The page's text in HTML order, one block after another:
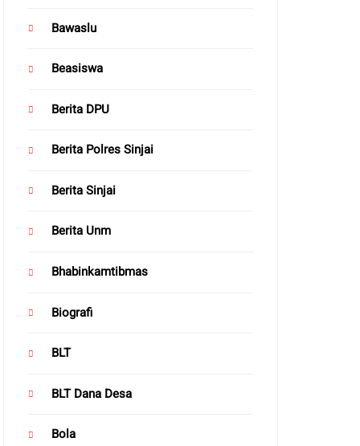
Bawaslu
Beasiswa
Berita DPU
Berita Polres Sinjai
Berita Sinjai
Berita Unm
Bhabinkamtibmas
Biografi
BLT
BLT Dana Desa
Bola